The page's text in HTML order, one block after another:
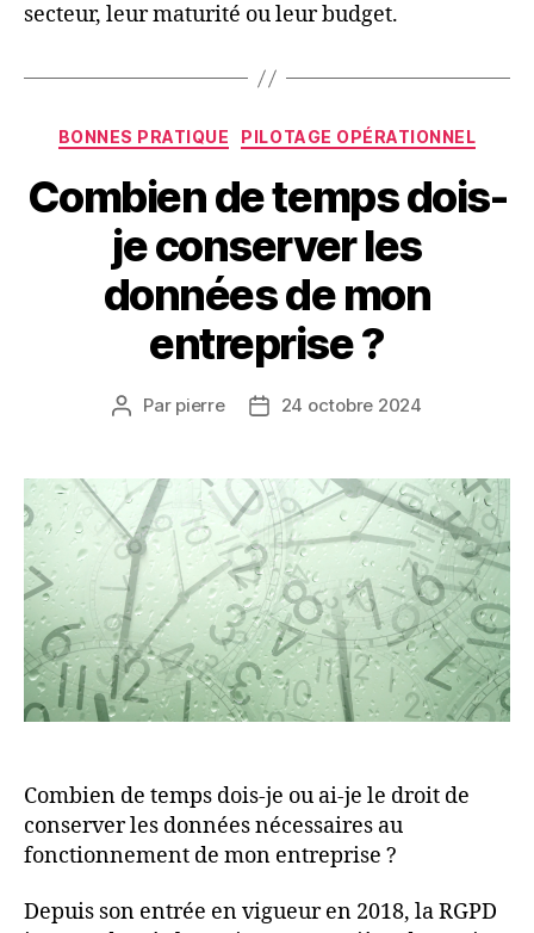
secteur, leur maturité ou leur budget.
Catégories
BONNES PRATIQUE PILOTAGE OPÉRATIONNEL
Combien de temps dois-
je conserver les
données de mon
entreprise ?
Auteur
Par pierre
Date24 octobre 2024
Combien de temps dois-je ou ai-je le droit de
conserver les données nécessaires au
fonctionnement de mon entreprise ?
Depuis son entrée en vigueur en 2018, la RGPD